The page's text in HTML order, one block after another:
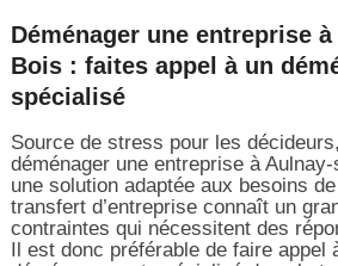
Déménager une entreprise
Bois : faites appel à un
spécialisé
Source de stress pour les
déménager une entreprise à
une solution adaptée aux besoins
transfert d’entreprise connaît un
contraintes qui nécessitent des
Il est donc préférable de faire appel